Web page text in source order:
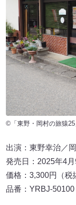
©「東野・岡村の旅猿
出演：東野幸治／
発売日：2025年4月
価格：3,300円（税
品番：YRBJ-50100